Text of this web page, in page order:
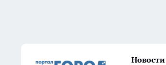
Новости